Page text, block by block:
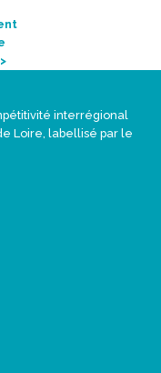
interrégional
Loire, labellisé par le